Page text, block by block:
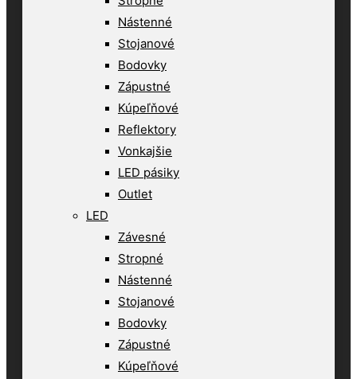
Nástenné
Stojanové
Bodovky
Zápustné
Kúpeľňové
Reflektory
Vonkajšie
LED pásiky
Outlet
LED
Závesné
Stropné
Nástenné
Stojanové
Bodovky
Zápustné
Kúpeľňové